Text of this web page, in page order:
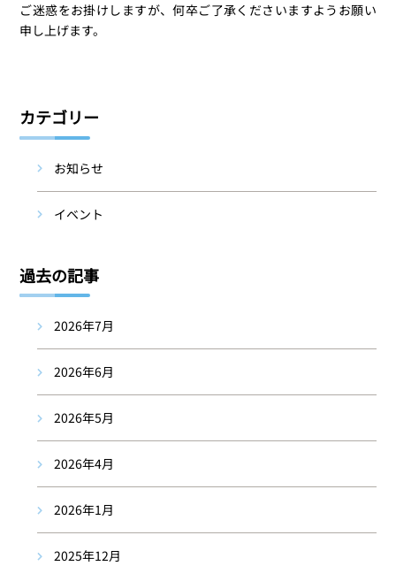
ご迷惑をお掛けしますが、何卒ご了承くださいますようお願い
申し上げます。
カテゴリー
お知らせ
イベント
過去の記事
2026年7月
2026年6月
2026年5月
2026年4月
2026年1月
2025年12月